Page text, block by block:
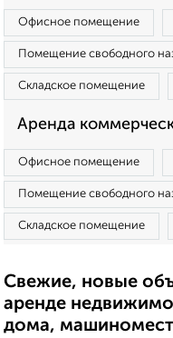
Офисное помещение
Помещение свободного
Складское помещение
Аренда
Офисное помещение
Помещение свободного
Складское помещение
Свежие, новые
аренде
дома,